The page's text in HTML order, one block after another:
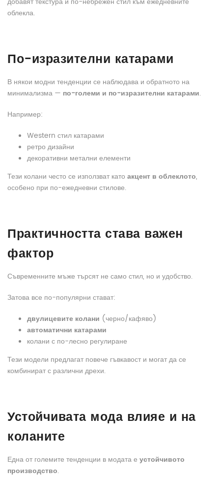
облекла.
По-изразителни катарами
В някои модни тенденции се наблюдава и обратното на
минимализма — по-големи и по-изразителни катарами.
Например:
Western стил катарами
ретро дизайни
декоративни метални елементи
Тези колани често се използват като акцент в облеклото,
особено при по-ежедневни стилове.
Практичността става важен
фактор
Съвременните мъже търсят не само стил, но и удобство.
Затова все по-популярни стават:
двулицевите колани (черно/кафяво)
автоматични катарами
колани с по-лесно регулиране
Тези модели предлагат повече гъвкавост и могат да се
комбинират с различни дрехи.
Устойчивата мода влияе и на
коланите
Една от големите тенденции в модата е устойчивото
производство.